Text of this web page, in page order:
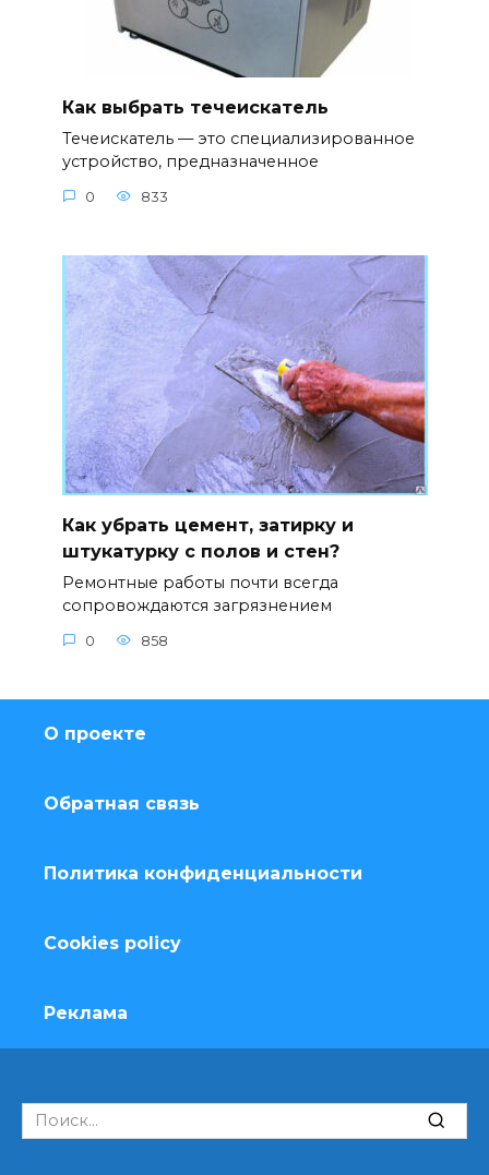
Как выбрать течеискатель
Течеискатель — это специализированное
устройство, предназначенное
0 833
Как убрать цемент, затирку и
штукатурку с полов и стен?
Ремонтные работы почти всегда
сопровождаются загрязнением
0 858
О проекте
Обратная связь
Политика конфиденциальности
Cookies policy
Реклама
Search
for: